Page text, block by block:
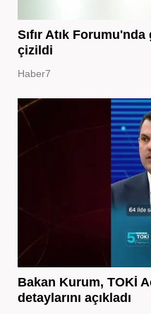
Sıfır Atık
çizildi
Haber7
Bakan Kurum, TOKİ
detaylarını açıkladı